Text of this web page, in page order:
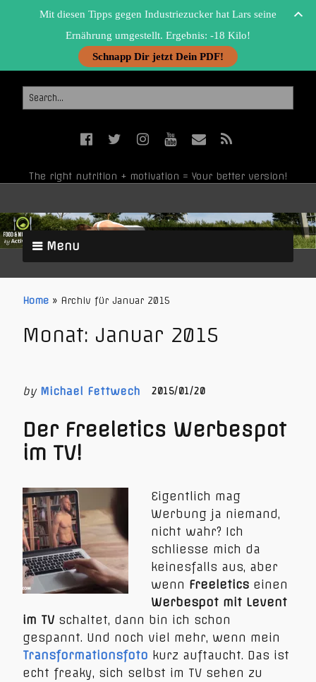
The right nutrition + motivation = Your better version!
Menu
Home » Archiv für Januar 2015
Monat: Januar 2015
by Michael Fettwech 2015/01/20
Der Freeletics Werbespot
im TV!
Eigentlich mag
Werbung ja niemand,
nicht wahr? Ich
schliesse mich da
keinesfalls aus, aber
wenn Freeletics einen
Werbespot mit Levent
im TV schaltet, dann bin ich schon
gespannt. Und noch viel mehr, wenn mein
Transformationsfoto kurz auftaucht. Das ist
echt freaky, sich selbst im TV sehen zu
Mit diesen Tipps gegen Industriezucker hat Lars seine
Ernährung umgestellt. Ergebnis: -18 Kilo!
Schnapp Dir jetzt Dein PDF!